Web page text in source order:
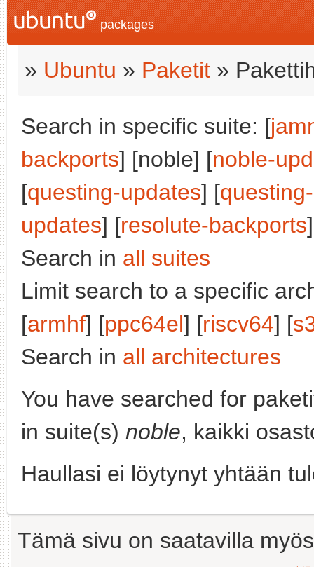
packages
» Ubuntu » Paketit »
Search in specific suite: [
backports] [noble] [noble-
[questing-updates] [
updates] [resolute-backports
Search in all suites
Limit search to a specific
[armhf] [ppc64el] [riscv64] [
Search in all architectures
You have searched for
in suite(s) noble, kaikki
Haullasi ei löytynyt yhtään
Tämä sivu on saatavilla